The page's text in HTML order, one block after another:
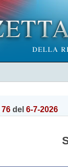
76 del 6-7-2026